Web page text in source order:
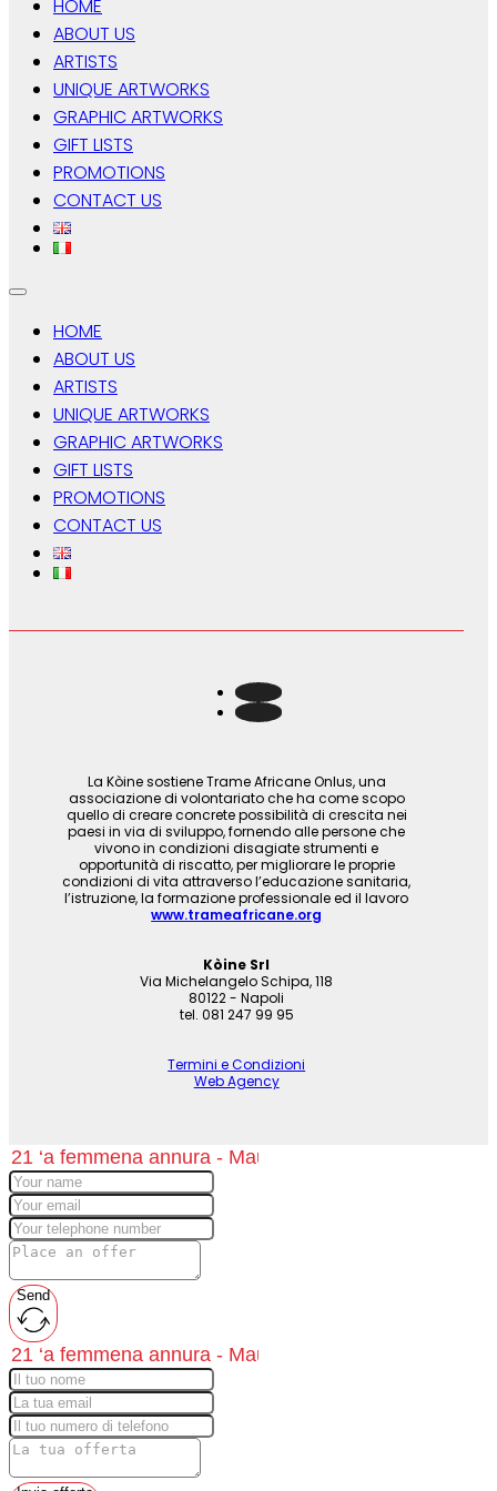
HOME
ABOUT US
ARTISTS
UNIQUE ARTWORKS
GRAPHIC ARTWORKS
GIFT LISTS
PROMOTIONS
CONTACT US
HOME
ABOUT US
ARTISTS
UNIQUE ARTWORKS
GRAPHIC ARTWORKS
GIFT LISTS
PROMOTIONS
CONTACT US
La Kòine sostiene Trame Africane Onlus, una
associazione di volontariato che ha come scopo
quello di creare concrete possibilità di crescita nei
paesi in via di sviluppo, fornendo alle persone che
vivono in condizioni disagiate strumenti e
opportunità di riscatto, per migliorare le proprie
condizioni di vita attraverso l’educazione sanitaria,
l’istruzione, la formazione professionale ed il lavoro
www.trameafricane.org
Kòine Srl
Via Michelangelo Schipa, 118
80122 - Napoli
tel. 081 247 99 95
Termini e Condizioni
Web Agency
Send